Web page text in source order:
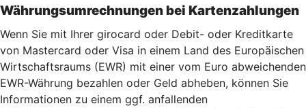
Währungsumrechnungen bei Kartenzahlungen
Wenn Sie mit Ihrer girocard oder Debit- oder Kreditkarte
von Mastercard oder Visa in einem Land des Europäischen
Wirtschaftsraums (EWR) mit einer vom Euro abweichenden
EWR-Währung bezahlen oder Geld abheben, können Sie
Informationen zu einem ggf. anfallenden